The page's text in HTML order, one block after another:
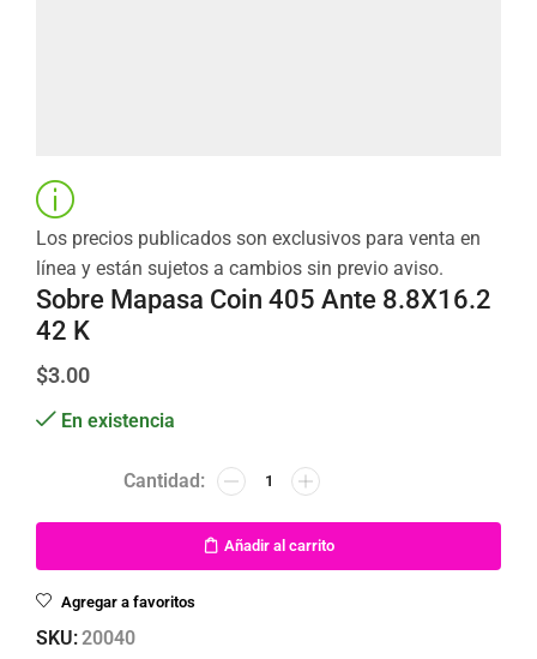
Los precios publicados son exclusivos para venta en
línea y están sujetos a cambios sin previo aviso.
Sobre Mapasa Coin 405 Ante 8.8X16.2
42 K
$3.00
En existencia
Añadir al carrito
Agregar a favoritos
SKU:20040